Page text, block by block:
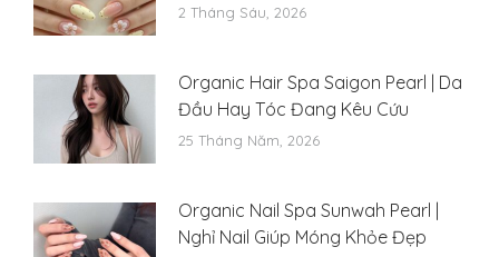
2 Tháng Sáu, 2026
Organic Hair Spa Saigon Pearl | Da
Đầu Hay Tóc Đang Kêu Cứu
25 Tháng Năm, 2026
Organic Nail Spa Sunwah Pearl |
Nghỉ Nail Giúp Móng Khỏe Đẹp